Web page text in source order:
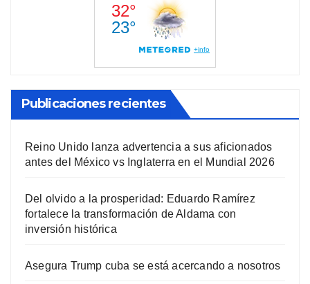
Publicaciones recientes
Reino Unido lanza advertencia a sus aficionados
antes del México vs Inglaterra en el Mundial 2026
Del olvido a la prosperidad: Eduardo Ramírez
fortalece la transformación de Aldama con
inversión histórica
Asegura Trump cuba se está acercando a nosotros